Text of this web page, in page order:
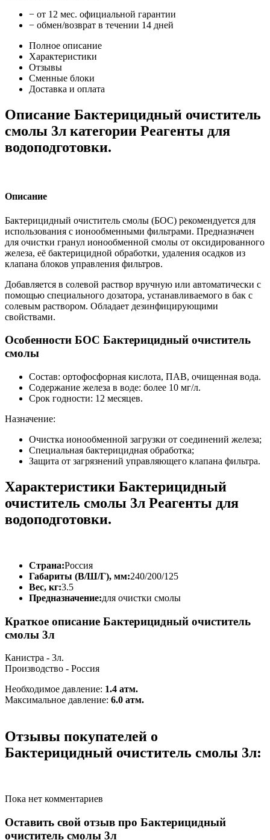
− от 12 мес. официальной гарантии
− обмен/возврат в течении 14 дней
Полное описание
Характеристики
Отзывы
Сменные блоки
Доставка и оплата
Описание Бактерицидный очиститель
смолы 3л категории Реагенты для
водоподготовки.
Описание
Бактерицидный очиститель смолы (БОС) рекомендуется для
использования с ионообменными фильтрами. Предназначен
для очистки гранул ионообменной смолы от оксидированного
железа, её бактерицидной обработки, удаления осадков из
клапана блоков управления фильтров.
Добавляется в солевой раствор вручную или автоматически с
помощью специального дозатора, устанавливаемого в бак с
солевым раствором. Обладает дезинфицирующими
свойствами.
Особенности БОС Бактерицидный очиститель
смолы
Cостав: ортофосфорная кислота, ПАВ, очищенная вода.
Cодержание железа в воде: более 10 мг/л.
Cрок годности: 12 месяцев.
Назначение:
Очистка ионообменной загрузки от соединений железа;
Специальная бактерицидная обработка;
Защита от загрязнений управляющего клапана фильтра.
Характеристики Бактерицидный
очиститель смолы 3л Реагенты для
водоподготовки.
Страна:Россия
Габариты (В/Ш/Г), мм:240/200/125
Вес, кг:3.5
Предназначение:для очистки смолы
Краткое описание Бактерицидный очиститель
смолы 3л
Канистра - 3л.
Производство - Россия
Необходимое давление: 1.4 атм.
Максимальное давление: 6.0 атм.
Отзывы покупателей о
Бактерицидный очиститель смолы 3л:
Пока нет комментариев
Оставить свой отзыв про Бактерицидный
очиститель смолы 3л